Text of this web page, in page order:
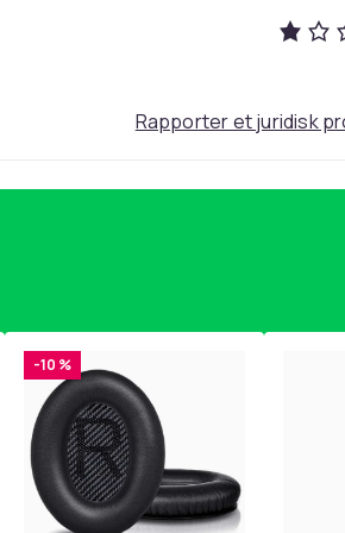
a0ae80cb-7ebb-4352-a9b3-
Rapporter et juridisk
-10 %